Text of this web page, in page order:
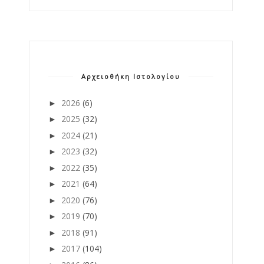
Αρχειοθήκη Ιστολογίου
► 2026 (6)
► 2025 (32)
► 2024 (21)
► 2023 (32)
► 2022 (35)
► 2021 (64)
► 2020 (76)
► 2019 (70)
► 2018 (91)
► 2017 (104)